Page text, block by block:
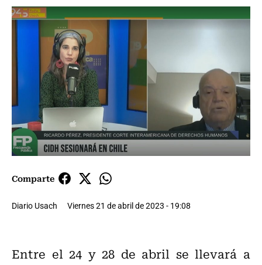
Comparte
Diario Usach Viernes 21 de abril de 2023 - 19:08
Entre el 24 y 28 de abril se llevará a